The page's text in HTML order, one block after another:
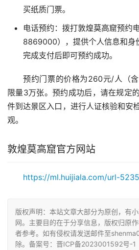
买纸质门票。
电话预约：拨打敦煌莫高窟预约
8869000），提供个人信息和身
完成支付后即可预约成功。
预约门票的价格为260元/人（
限量3万张。预约成功后，请在规定
件到达景区入口，进行人证核验和安
观。
敦煌莫高窟官方网站
https://ml.huijiala.com/url-
版权声明：本站文章大部分为原创，有
网。主要目的在于分享信息，版权归原
者参考。如有侵权请发送邮件至
除。备案号：晋ICP备2023001592号-1